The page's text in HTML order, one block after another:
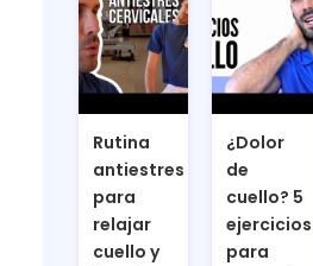
Rutina
antiestres
para
relajar
cuello y
¿Dolor
de
cuello? 5
ejercicios
para